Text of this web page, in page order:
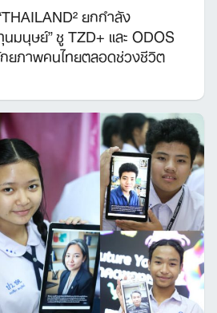
ยกกำลัง
นมนุษย์” ชู TZD+ และ ODOS
ภาพคนไทยตลอดช่วงชีวิต